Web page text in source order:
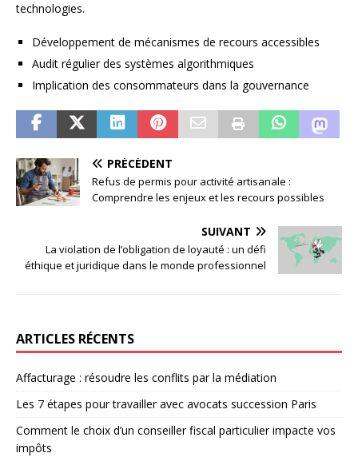
technologies.
Développement de mécanismes de recours accessibles
Audit régulier des systèmes algorithmiques
Implication des consommateurs dans la gouvernance
PRÉCÉDENT
Refus de permis pour activité artisanale :
Comprendre les enjeux et les recours possibles
SUIVANT
La violation de l’obligation de loyauté : un défi
éthique et juridique dans le monde professionnel
ARTICLES RÉCENTS
Affacturage : résoudre les conflits par la médiation
Les 7 étapes pour travailler avec avocats succession Paris
Comment le choix d’un conseiller fiscal particulier impacte vos
impôts